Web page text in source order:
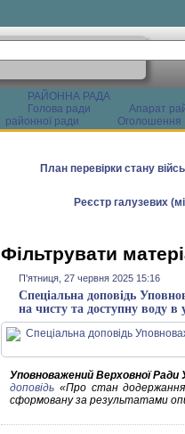
РАЙОННА РАДА
Голова ради
Апарат
районної ради
Оголошення
План перевірки стану
Реєстр галузевих
Фільтрувати
П'ятниця, 27 червня 2025 15:16
Спеціальна доповідь
на чисту та доступну воду в
Уповноважений Верховної Ради
доповідь «Про стан
сформовану за результатами